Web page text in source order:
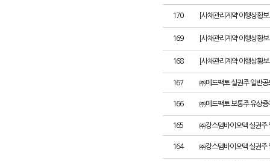
170 [사채관리계약 이행상황
169 [사채관리계약 이행상황
168 [사채관리계약 이행상황
167 ㈜메드팩토 실권주 일반공
166 ㈜메드팩토 보통주 유상
165 ㈜강스템바이오텍 실권주
164 ㈜강스템바이오텍 실권주